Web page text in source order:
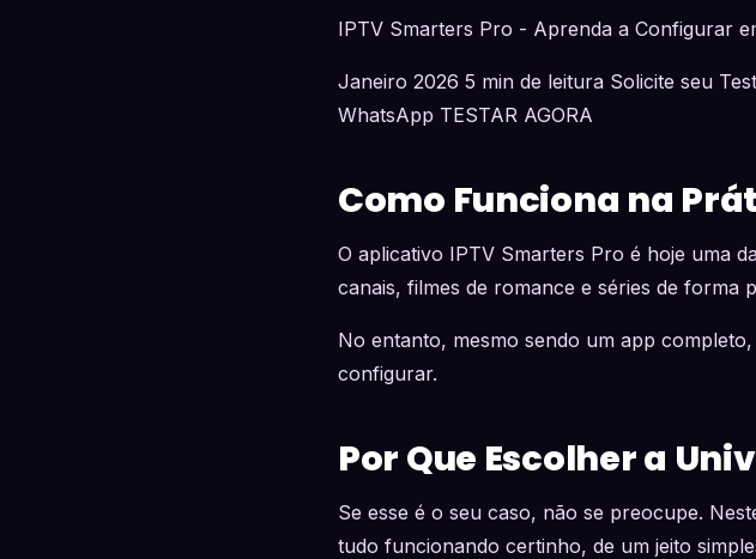
IPTV Smarters Pro - Aprenda a Configurar
Janeiro 2026 5 min de leitura Solicite seu
WhatsApp TESTAR AGORA
Como Funciona na
O aplicativo IPTV Smarters Pro é hoje uma
canais, filmes de romance e séries de forma
No entanto, mesmo sendo um app
configurar.
Por Que Escolher a
Se esse é o seu caso, não se preocupe.
tudo funcionando certinho, de um jeito